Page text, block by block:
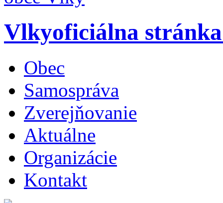
Vlkyoficiálna
Obec
Samospráva
Zverejňovanie
Aktuálne
Organizácie
Kontakt